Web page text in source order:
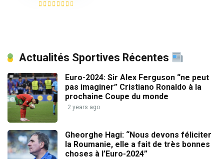
Actualités Sportives Récentes
Euro-2024: Sir Alex Ferguson “ne peut
pas imaginer” Cristiano Ronaldo à la
prochaine Coupe du monde
2 years ago
Gheorghe Hagi: “Nous devons féliciter
la Roumanie, elle a fait de très bonnes
choses à l’Euro-2024”